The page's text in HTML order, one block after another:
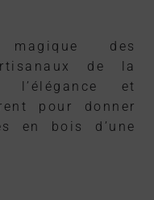
magique des
de la
l’élégance et
pour donner
en bois d’une